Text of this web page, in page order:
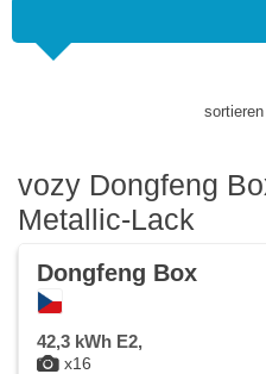
vozy Dongfeng
Metallic-Lack
x16
Dongfeng Box
42,3 kWh E2,